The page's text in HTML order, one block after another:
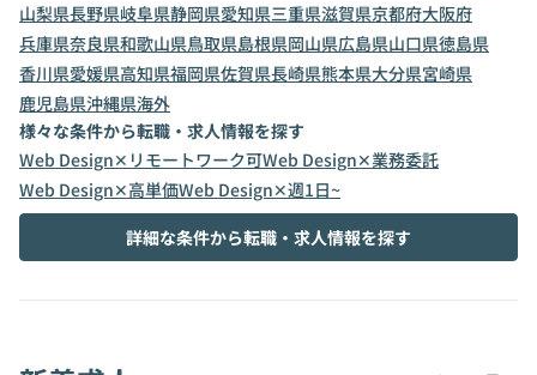
山梨県長野県岐阜県静岡県愛知県三重県滋賀県京都府大阪府
兵庫県奈良県和歌山県鳥取県島根県岡山県広島県山口県徳島県
香川県愛媛県高知県福岡県佐賀県長崎県熊本県大分県宮崎県
鹿児島県沖縄県海外
様々な条件から転職・求人情報を探す
Web Design✕リモートワーク可Web Design✕業務委託
Web Design✕高単価Web Design✕週1日~
詳細な条件から転職・求人情報を探す